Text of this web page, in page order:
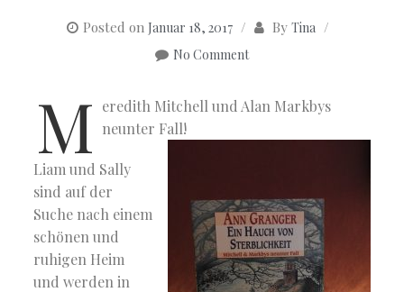
Posted on Januar 18, 2017 By Tina
No Comment
M eredith Mitchell und Alan Markbys
neunter Fall!
Liam und Sally
sind auf der
Suche nach einem
schönen und
ruhigen Heim
und werden in